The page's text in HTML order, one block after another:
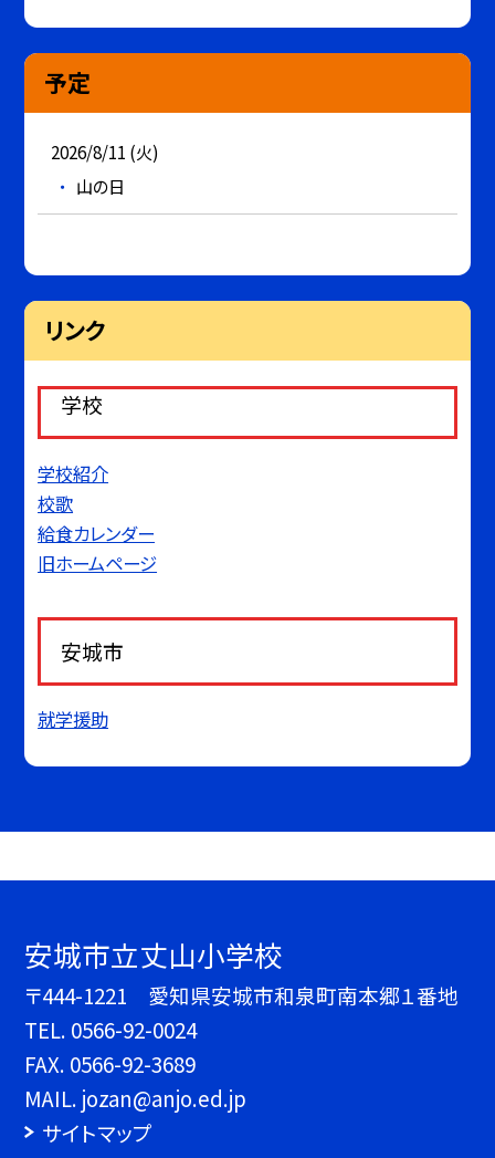
予定
2026/8/11 (火)
山の日
リンク
学校
学校紹介
校歌
給食カレンダー
旧ホームページ
安城市
就学援助
安城市立丈山小学校
〒444-1221 愛知県安城市和泉町南本郷１番地
TEL. 0566-92-0024
FAX. 0566-92-3689
MAIL. jozan@anjo.ed.jp
サイトマップ